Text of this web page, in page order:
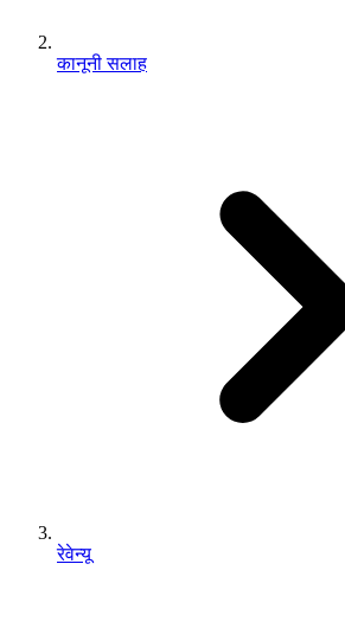
कानूनी सलाह
रेवेन्यू